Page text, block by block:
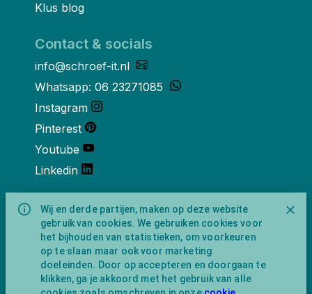
Wij en derde partijen, maken op deze website
gebruik van cookies. We gebruiken cookies voor
het bijhouden van statistieken, om voorkeuren
op te slaan maar ook voor marketing
doeleinden. Door op accepteren en doorgaan te
klikken, ga je akkoord met het gebruik van alle
Klus blog
Contact & socials
info@schroef-it.nl
Whatsapp: 06 23271085
Instagram
Pinterest
Youtube
Linkedin
Over ons
Schroef-it is een handelsnaam van
NewFeather B.V. geregisteerd onder KVK
nummer 91702593 met BTW-
identificatienummer NL865743009B01.
Postadres Amsterdamseweg 91 1422 AC